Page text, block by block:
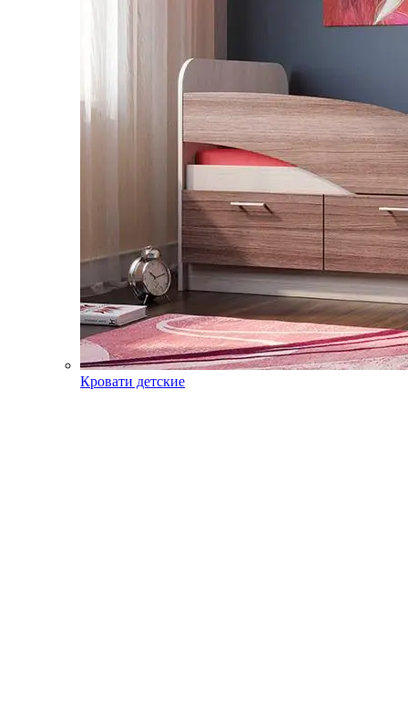
Кровати детские